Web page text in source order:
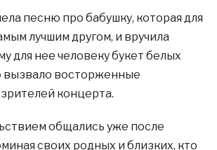
песню про бабушку, которая для
лучшим другом, и вручила
для нее человеку букет белых
вызвало восторженные
концерта.
общались уже после
своих родных и близких, кто